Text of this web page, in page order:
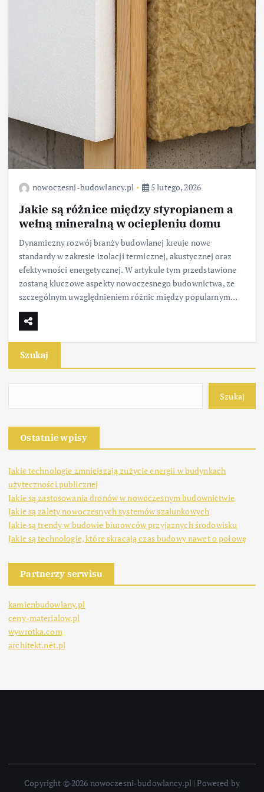
nowoczesni-budowlancy.pl 5 lutego, 2026
Jakie są różnice między styropianem a
wełną mineralną w ociepleniu domu
Dynamiczny rozwój branży budowlanej kreuje nowe
standardy w zakresie izolacji termicznej, akustycznej oraz
efektywności energetycznej. W artykule tym przedstawione
zostaną kluczowe aspekty nowoczesnego budownictwa, ze
szczególnym uwzględnieniem różnic między popularnym…
Szukaj
Szukaj
Ostatnie wpisy
Jakie technologie zmniejszają zużycie energii w budynkach
użyteczności publicznej
Jakie są zastosowania dronów w nowoczesnym budownictwie
Jakie są zalety nowoczesnych systemów szalunkowych
Jakie są trendy w budowie biurowców przyjaznych środowisku
Jakie są technologie, które skracają czas budowy nawet o połowę
Partnerzy serwisu
kamienbudowlany.pl
ceny-materialow.pl
wywrotka.com
architekt.net.pl
Copyright © 2026 nowoczesni-budowlancy.pl | Powered by